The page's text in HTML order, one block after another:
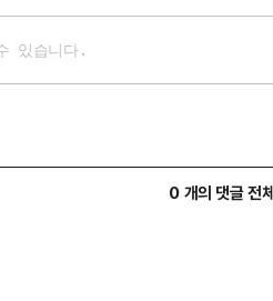
0 개의 댓글 전